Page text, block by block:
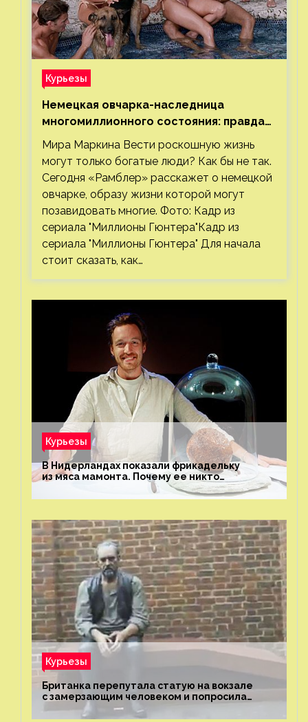
Курьезы
Немецкая овчарка-наследница
многомиллионного состояния: правда
или миф
Мира Маркина Вести роскошную жизнь
могут только богатые люди? Как бы не так.
Сегодня «Рамблер» расскажет о немецкой
овчарке, образу жизни которой могут
позавидовать многие. Фото: Кадр из
сериала "Миллионы Гюнтера"Кадр из
сериала "Миллионы Гюнтера" Для начала
стоит сказать, как…
Курьезы
В Нидерландах показали фрикадельку
из мяса мамонта. Почему ее никто
Курьезы
Британка перепутала статую на вокзале
с замерзающим человеком и попросила
о помощи